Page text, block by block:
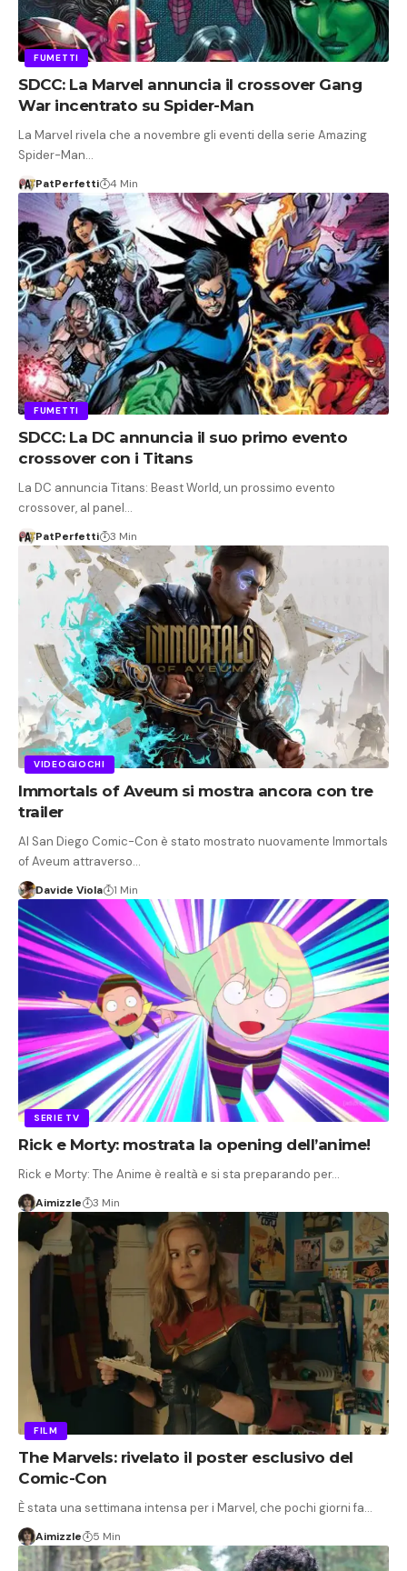
FUMETTI
SDCC: La Marvel annuncia il crossover Gang
War incentrato su Spider-Man
La Marvel rivela che a novembre gli eventi della serie Amazing
Spider-Man…
PatPerfetti 4 Min
FUMETTI
SDCC: La DC annuncia il suo primo evento
crossover con i Titans
La DC annuncia Titans: Beast World, un prossimo evento
crossover, al panel…
PatPerfetti 3 Min
VIDEOGIOCHI
Immortals of Aveum si mostra ancora con tre
trailer
Al San Diego Comic-Con è stato mostrato nuovamente Immortals
of Aveum attraverso…
Davide Viola 1 Min
SERIE TV
Rick e Morty: mostrata la opening dell’anime!
Rick e Morty: The Anime è realtà e si sta preparando per…
Aimizzle 3 Min
FILM
The Marvels: rivelato il poster esclusivo del
Comic-Con
È stata una settimana intensa per i Marvel, che pochi giorni fa…
Aimizzle 5 Min